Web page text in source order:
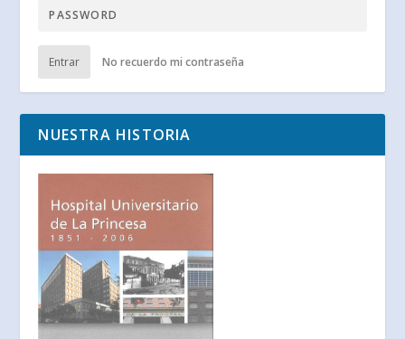
Entrar No recuerdo mi contraseña
NUESTRA HISTORIA